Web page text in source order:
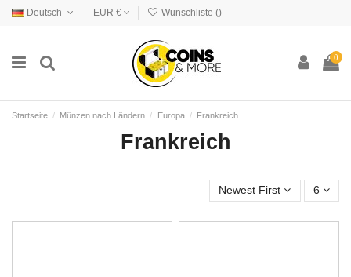
Deutsch EUR € Wunschliste ()
0
Startseite Münzen nach Ländern Europa Frankreich
Frankreich
Newest First 6